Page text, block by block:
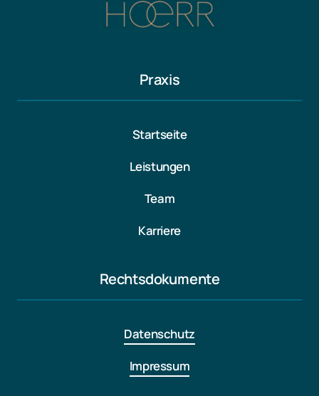
Praxis
Startseite
Leistungen
Team
Karriere
Rechtsdokumente
Datenschutz
Impressum